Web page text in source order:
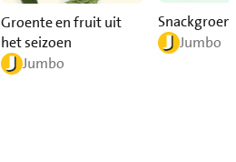
Groente en fruit uit
het seizoen
Jumbo
Jumbo